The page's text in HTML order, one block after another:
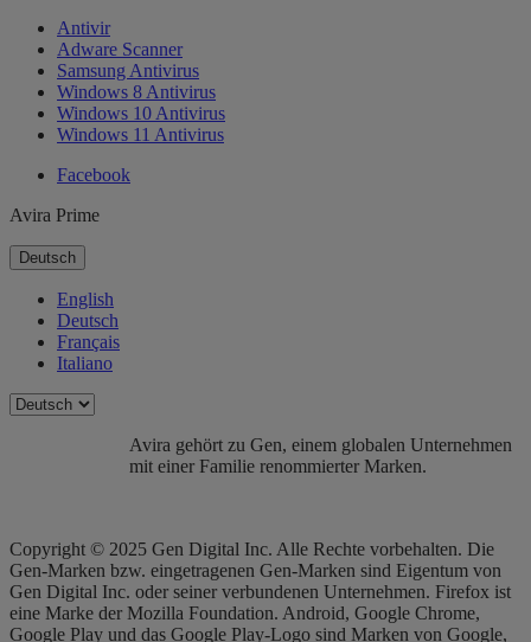
Antivir
Adware Scanner
Samsung Antivirus
Windows 8 Antivirus
Windows 10 Antivirus
Windows 11 Antivirus
Facebook
Avira Prime
Deutsch
English
Deutsch
Français
Italiano
Avira gehört zu Gen, einem globalen Unternehmen
mit einer Familie renommierter Marken.
Copyright © 2025 Gen Digital Inc. Alle Rechte vorbehalten. Die
Gen-Marken bzw. eingetragenen Gen-Marken sind Eigentum von
Gen Digital Inc. oder seiner verbundenen Unternehmen. Firefox ist
eine Marke der Mozilla Foundation. Android, Google Chrome,
Google Play und das Google Play-Logo sind Marken von Google,